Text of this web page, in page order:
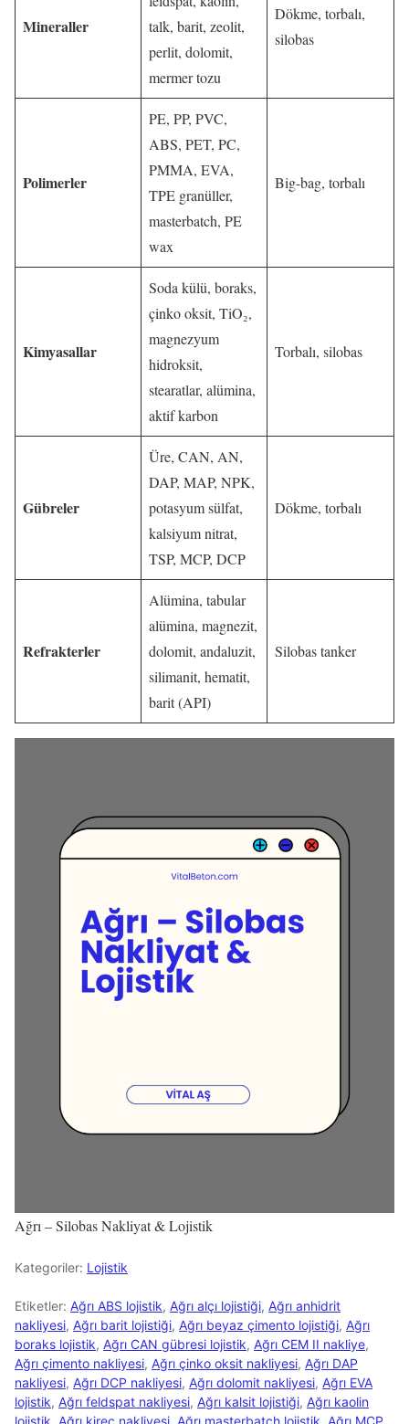
Mineraller
talk, barit, zeolit,
perlit, dolomit,
mermer tozu
Dökme, torbalı,
silobas
Polimerler
PE, PP, PVC,
ABS, PET, PC,
PMMA, EVA,
TPE granüller,
masterbatch, PE
wax
Big-bag, torbalı
Kimyasallar
Soda külü, boraks,
çinko oksit, TiO₂,
magnezyum
hidroksit,
stearatlar, alümina,
aktif karbon
Torbalı, silobas
Gübreler
Üre, CAN, AN,
DAP, MAP, NPK,
potasyum sülfat,
kalsiyum nitrat,
TSP, MCP, DCP
Dökme, torbalı
Refrakterler
Alümina, tabular
alümina, magnezit,
dolomit, andaluzit,
silimanit, hematit,
barit (API)
Silobas tanker
Ağrı – Silobas Nakliyat & Lojistik
Kategoriler: Lojistik
Etiketler: Ağrı ABS lojistik, Ağrı alçı lojistiği, Ağrı anhidrit
nakliyesi, Ağrı barit lojistiği, Ağrı beyaz çimento lojistiği, Ağrı
boraks lojistik, Ağrı CAN gübresi lojistik, Ağrı CEM II nakliye,
Ağrı çimento nakliyesi, Ağrı çinko oksit nakliyesi, Ağrı DAP
nakliyesi, Ağrı DCP nakliyesi, Ağrı dolomit nakliyesi, Ağrı EVA
lojistik, Ağrı feldspat nakliyesi, Ağrı kalsit lojistiği, Ağrı kaolin
lojistik Ağrı kireç nakliyesi Ağrı masterbatch lojistik Ağrı MCP